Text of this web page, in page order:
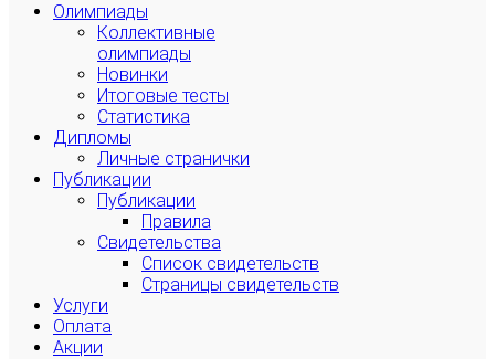
Олимпиады
Коллективные
олимпиады
Новинки
Итоговые тесты
Статистика
Дипломы
Личные странички
Публикации
Публикации
Правила
Свидетельства
Список свидетельств
Страницы свидетельств
Услуги
Оплата
Акции